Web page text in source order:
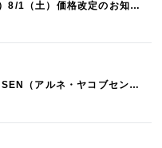
FLOS（フロス）8/1（土）価格改定のお知らせ
ARNE JACOBSEN（アルネ・ヤコブセン）8/3（月）価格改定のお知らせ